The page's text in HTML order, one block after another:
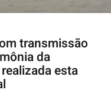
transmissão
da
esta